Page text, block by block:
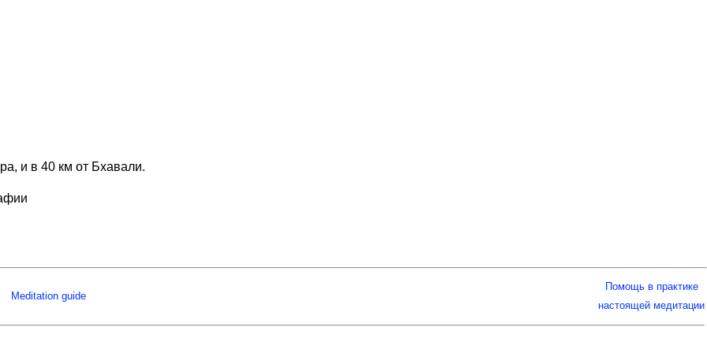
и в 40 км от Бхавали.
Meditation guide
Помощь в практике
настоящей медитации